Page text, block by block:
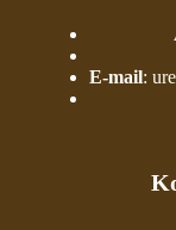
E-mail: